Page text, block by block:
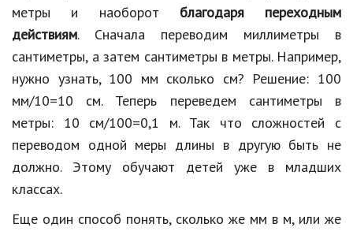
метры и наоборот благодаря переходным
действиям. Сначала переводим миллиметры в
сантиметры, а затем сантиметры в метры. Например,
нужно узнать, 100 мм сколько см? Решение: 100
мм/10=10 см. Теперь переведем сантиметры в
метры: 10 см/100=0,1 м. Так что сложностей с
переводом одной меры длины в другую быть не
должно. Этому обучают детей уже в младших
классах.
Еще один способ понять, сколько же мм в м, или же